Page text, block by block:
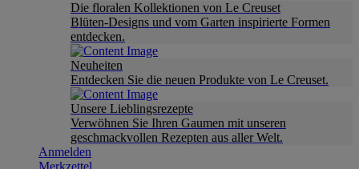
Die floralen Kollektionen von Le Creuset
Blüten-Designs und vom Garten inspirierte Formen
entdecken.
Neuheiten
Entdecken Sie die neuen Produkte von Le Creuset.
Unsere Lieblingsrezepte
Verwöhnen Sie Ihren Gaumen mit unseren
geschmackvollen Rezepten aus aller Welt.
Anmelden
Merkzettel